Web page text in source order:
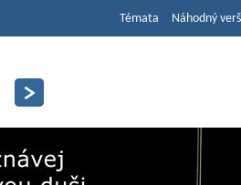
Témata Náhodný verš